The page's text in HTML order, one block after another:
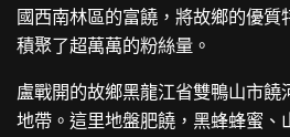
國西南林區的富饒，將故鄉的優質
積聚了超萬萬的粉絲量。
盧戰開的故鄉黑龍江省雙鴨山市饒
地帶。這里地盤肥饒，黑蜂蜂蜜、